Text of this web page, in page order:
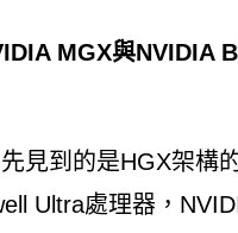
MGX與
見到的是HGX架構
Ultra處理器，